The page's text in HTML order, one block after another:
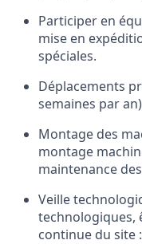
Participer en
mise en
spéciales.
Déplacements
semaines par
Montage des
montage
maintenance
Veille
technologiques,
continue du site